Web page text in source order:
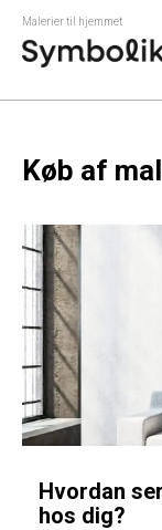
Malerier til hjemmet
Køb af
Hvordan
hos dig?